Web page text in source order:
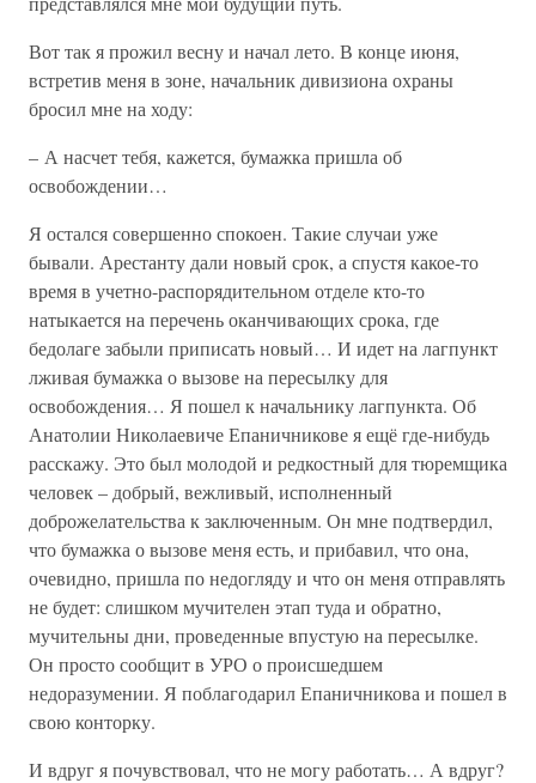
Вот так я прожил весну и начал лето. В конце июня,
встретив меня в зоне, начальник дивизиона охраны
бросил мне на ходу:
– А насчет тебя, кажется, бумажка пришла об
освобождении…
Я остался совершенно спокоен. Такие случаи уже
бывали. Арестанту дали новый срок, а спустя какое-то
время в учетно-распорядительном отделе кто-то
натыкается на перечень оканчивающих срока, где
бедолаге забыли приписать новый… И идет на лагпункт
лживая бумажка о вызове на пересылку для
освобождения… Я пошел к начальнику лагпункта. Об
Анатолии Николаевиче Епаничникове я ещё где-нибудь
расскажу. Это был молодой и редкостный для тюремщика
человек – добрый, вежливый, исполненный
доброжелательства к заключенным. Он мне подтвердил,
что бумажка о вызове меня есть, и прибавил, что она,
очевидно, пришла по недогляду и что он меня отправлять
не будет: слишком мучителен этап туда и обратно,
мучительны дни, проведенные впустую на пересылке.
Он просто сообщит в УРО о происшедшем
недоразумении. Я поблагодарил Епаничникова и пошел в
свою конторку.
И вдруг я почувствовал, что не могу работать… А вдруг?